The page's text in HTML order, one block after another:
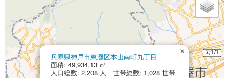
兵庫県神戸市東灘区本山南町九丁目
面積: 49,934.13 ㎡
人口総数: 2,208 人 世帯総数: 1,028 世帯
×